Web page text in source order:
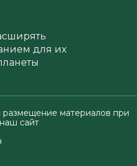
для их
размещение материалов при
сайт